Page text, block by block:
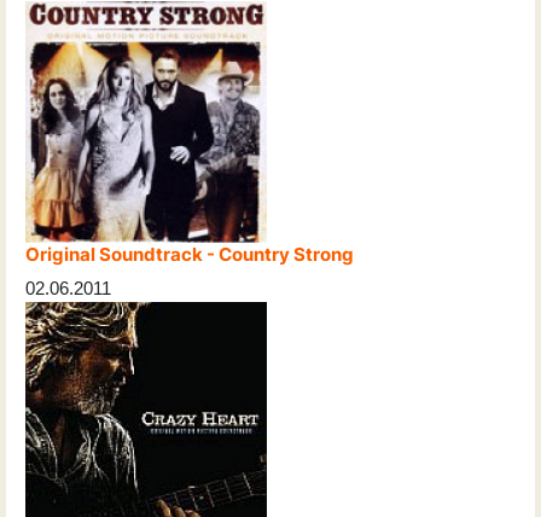
Original Soundtrack - Country Strong
02.06.2011